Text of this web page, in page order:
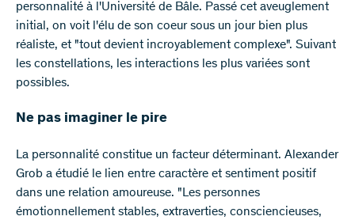
personnalité à l'Université de Bâle. Passé cet aveuglement
initial, on voit l'élu de son coeur sous un jour bien plus
réaliste, et "tout devient incroyablement complexe". Suivant
les constellations, les interactions les plus variées sont
possibles.
Ne pas imaginer le pire
La personnalité constitue un facteur déterminant. Alexander
Grob a étudié le lien entre caractère et sentiment positif
dans une relation amoureuse. "Les personnes
émotionnellement stables, extraverties, consciencieuses,